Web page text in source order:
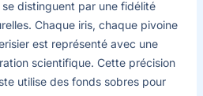
distinguent par une fidélité
Chaque iris, chaque pivoine
est représenté avec une
scientifique. Cette précision
utilise des fonds sobres pour